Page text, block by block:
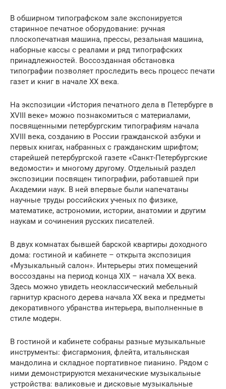
В обширном типографском зале экспонируется
старинное печатное оборудование: ручная
плоскопечатная машина, прессы, резальная машина,
наборные кассы с реалами и ряд типографских
принадлежностей. Воссозданная обстановка
типографии позволяет проследить весь процесс печати
газет и книг в начале ХХ века.
На экспозиции «История печатного дела в Петербурге в
XVIII веке» можно познакомиться с материалами,
посвященными петербургским типографиям начала
ХVIII века, созданию в России гражданской азбуки и
первых книгах, набранных с гражданским шрифтом;
старейшей петербургской газете «Санкт-Петербургские
ведомости» и многому другому. Отдельный раздел
экспозиции посвящен типографии, работавшей при
Академии наук. В ней впервые были напечатаны
научные труды российских ученых по физике,
математике, астрономии, истории, анатомии и другим
наукам и сочинения русских писателей.
В двух комнатах бывшей барской квартиры доходного
дома: гостиной и кабинете – открыта экспозиция
«Музыкальный салон». Интерьеры этих помещений
воссозданы на период конца XIX – начала ХХ века.
Здесь можно увидеть неоклассический мебельный
гарнитур красного дерева начала ХХ века и предметы
декоративного убранства интерьера, выполненные в
стиле модерн.
В гостиной и кабинете собраны разные музыкальные
инструменты: фисгармония, флейта, итальянская
мандолина и складное портативное пианино. Рядом с
ними демонстрируются механические музыкальные
устройства: валиковые и дисковые музыкальные